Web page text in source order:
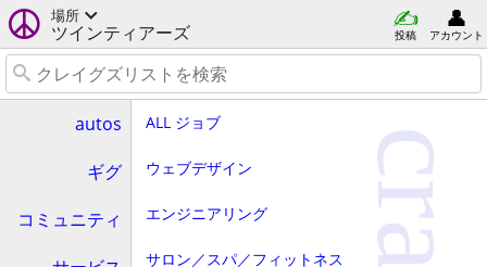
場所
ツインティアーズ 投稿 アカウント
autos
ギグ
コミュニティ
ALL ジョブ
ウェブデザイン
エンジニアリング
サロン／スパ／フィットネス